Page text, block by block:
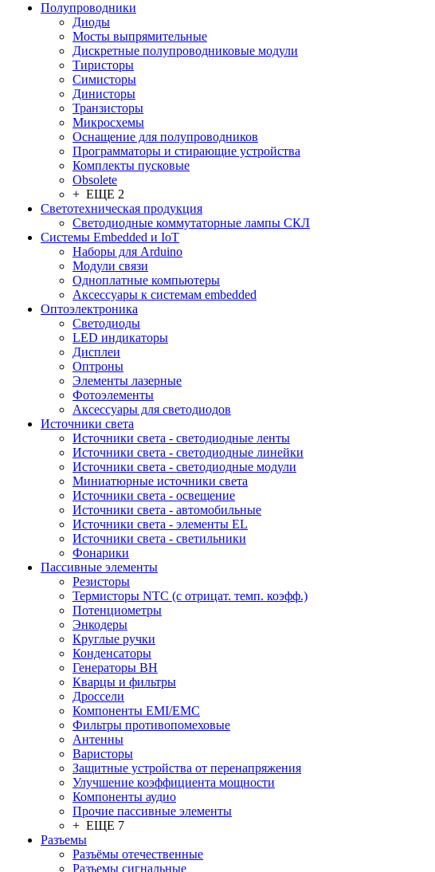
Полупроводники
Диоды
Мосты выпрямительные
Дискретные полупроводниковые модули
Тиристоры
Симисторы
Динисторы
Транзисторы
Микросхемы
Оснащение для полупроводников
Программаторы и стирающие устройства
Комплекты пусковые
Obsolete
+ ЕЩЕ 2
Светотехническая продукция
Светодиодные коммутаторные лампы СКЛ
Системы Embedded и IoT
Наборы для Arduino
Модули связи
Одноплатные компьютеры
Аксессуары к системам embedded
Oптоэлектроника
Светодиоды
LED индикаторы
Дисплеи
Оптроны
Элементы лазерные
Фотоэлементы
Аксессуары для светодиодов
Источники света
Источники света - светодиодные ленты
Источники света - светодиодные линейки
Источники света - светодиодные модули
Миниатюрные источники света
Источники света - освещение
Источники света - автомобильные
Источники света - элементы EL
Источники света - светильники
Фонарики
Пассивные элементы
Резисторы
Термисторы NTC (с отрицат. темп. коэфф.)
Потенциометры
Энкодеры
Круглые ручки
Конденсаторы
Генераторы ВН
Кварцы и фильтры
Дроссели
Компоненты EMI/EMC
Фильтры противопомеховые
Антенны
Варисторы
Защитные устройства от перенапряжения
Улучшение коэффициента мощности
Компоненты аудио
Прочие пассивные элементы
+ ЕЩЕ 7
Разъeмы
Разъёмы отечественные
Разъeмы сигнальные